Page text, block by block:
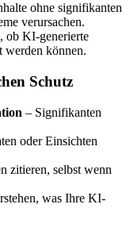
ohne signifikanten
verursachen.
ob KI-generierte
werden können.
Schutz
– Signifikanten
oder Einsichten
zitieren, selbst wenn
was Ihre KI-